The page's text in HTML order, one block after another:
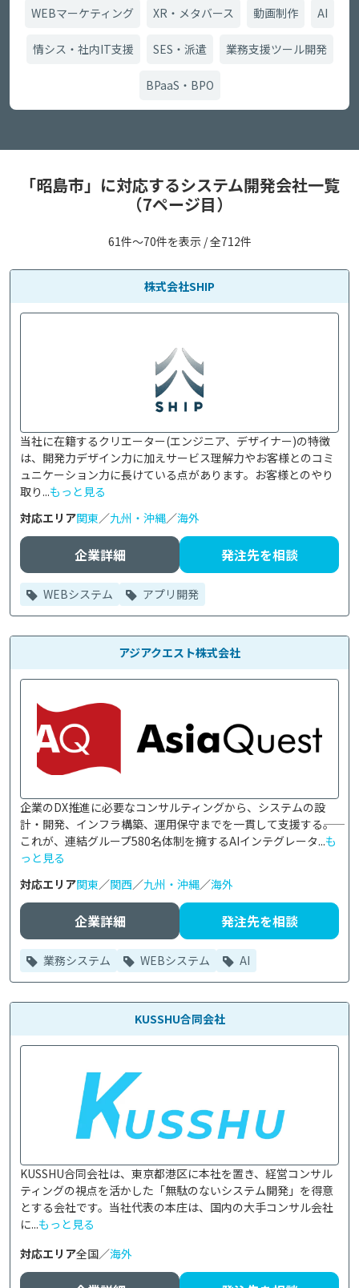
WEBマーケティング XR・メタバース 動画制作 AI
情シス・社内IT支援 SES・派遣 業務支援ツール開発
BPaaS・BPO
「昭島市」に対応するシステム開発会社一覧
（7ページ目）
61件〜70件を表示 / 全712件
株式会社SHIP
当社に在籍するクリエーター(エンジニア、デザイナー)の特徴
は、開発力デザイン力に加えサービス理解力やお客様とのコミ
ュニケーション力に長けている点があります。お客様とのやり
取り...もっと見る
対応エリア関東／九州・沖縄／海外
企業詳細 発注先を相談
WEBシステム アプリ開発
アジアクエスト株式会社
企業のDX推進に必要なコンサルティングから、システムの設
計・開発、インフラ構築、運用保守までを一貫して支援する――。
これが、連結グループ580名体制を擁するAIインテグレータ...も
っと見る
対応エリア関東／関西／九州・沖縄／海外
企業詳細 発注先を相談
業務システム WEBシステム AI
KUSSHU合同会社
KUSSHU合同会社は、東京都港区に本社を置き、経営コンサル
ティングの視点を活かした「無駄のないシステム開発」を得意
とする会社です。当社代表の本庄は、国内の大手コンサル会社
に...もっと見る
対応エリア全国／海外